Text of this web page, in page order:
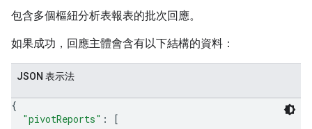
包含多個樞紐分析表報表的批次回應。
如果成功，回應主體會含有以下結構的資料：
JSON 表示法
{
"pivotReports" :
[